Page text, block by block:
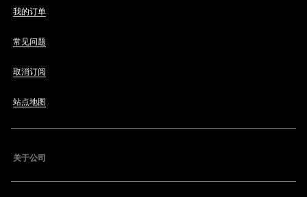
我的订单
常见问题
取消订阅
站点地图
关于公司